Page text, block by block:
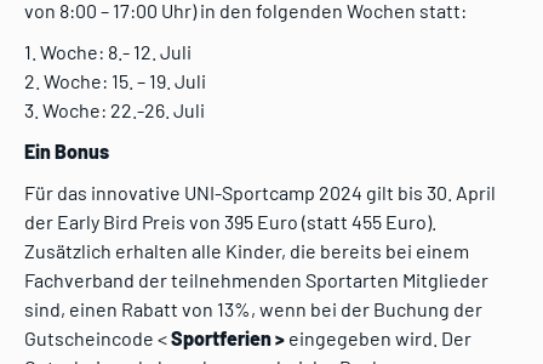
von 8:00 – 17:00 Uhr) in den folgenden Wochen statt:
1. Woche: 8.- 12. Juli
2. Woche: 15. – 19. Juli
3. Woche: 22.-26. Juli
Ein Bonus
Für das innovative UNI-Sportcamp 2024 gilt bis 30. April
der Early Bird Preis von 395 Euro (statt 455 Euro).
Zusätzlich erhalten alle Kinder, die bereits bei einem
Fachverband der teilnehmenden Sportarten Mitglieder
sind, einen Rabatt von 13%, wenn bei der Buchung der
Gutscheincode <Sportferien > eingegeben wird. Der